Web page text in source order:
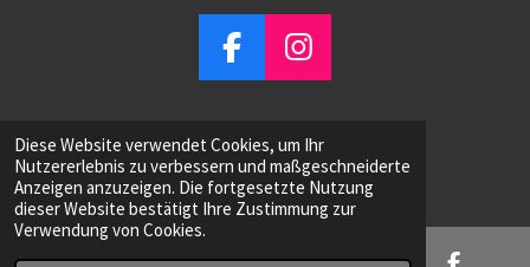
Diese Website verwendet Cookies, um Ihr
Nutzererlebnis zu verbessern und maßgeschneiderte
Anzeigen anzuzeigen. Die fortgesetzte Nutzung
dieser Website bestätigt Ihre Zustimmung zur
Verwendung von Cookies.
F
e
b
o
o
I
t
a
g
r
© 2023 - 2026 Feuerwehr Satteins
Mit Unterstützung von Webador